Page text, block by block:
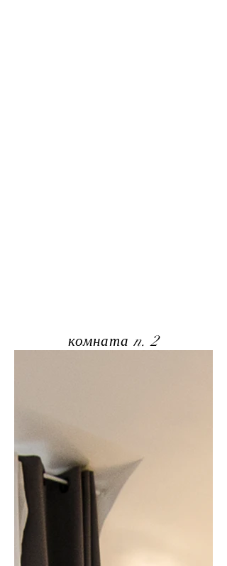
комната n. 2